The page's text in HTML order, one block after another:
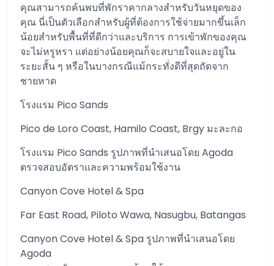
คุณสามารถค้นพบที่พักราคากลางสำหรับวันหยุดของ
คุณ นี่เป็นตัวเลือกสำหรับผู้ที่ต้องการใช้จ่ายมากขึ้นเล็ก
น้อยสำหรับพื้นที่ที่ดีกว่าและบริการ การเข้าพักของคุณ
จะไม่หรูหรา แต่อย่างน้อยคุณก็จะสบายใจและอยู่ใน
ระยะสั้น ๆ หรือในบางกรณีแม้กระทั่งดีที่สุดถัดจาก
ชายหาด
โรงแรม Pico Sands
Pico de Loro Coast, Hamilo Coast, Brgy มะละกอ
โรงแรม Pico Sands รูปภาพที่นำเสนอโดย Agoda
ตรวจสอบอัตราและความพร้อมใช้งาน
Canyon Cove Hotel & Spa
Far East Road, Piloto Wawa, Nasugbu, Batangas
Canyon Cove Hotel & Spa รูปภาพที่นำเสนอโดย
Agoda